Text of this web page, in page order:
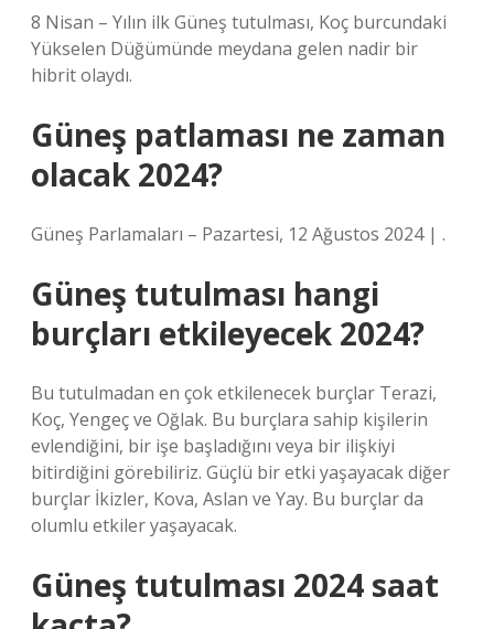
8 Nisan – Yılın ilk Güneş tutulması, Koç burcundaki
Yükselen Düğümünde meydana gelen nadir bir
hibrit olaydı.
Güneş patlaması ne zaman
olacak 2024?
Güneş Parlamaları – Pazartesi, 12 Ağustos 2024 | .
Güneş tutulması hangi
burçları etkileyecek 2024?
Bu tutulmadan en çok etkilenecek burçlar Terazi,
Koç, Yengeç ve Oğlak. Bu burçlara sahip kişilerin
evlendiğini, bir işe başladığını veya bir ilişkiyi
bitirdiğini görebiliriz. Güçlü bir etki yaşayacak diğer
burçlar İkizler, Kova, Aslan ve Yay. Bu burçlar da
olumlu etkiler yaşayacak.
Güneş tutulması 2024 saat